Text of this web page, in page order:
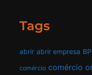
Tags
abrir abrir empresa
comércio comércio